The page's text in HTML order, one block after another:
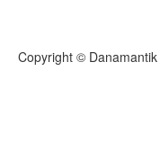
Copyright © Danamantik